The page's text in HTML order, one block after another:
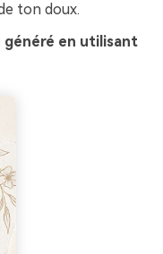
ton doux.
généré en utilisant